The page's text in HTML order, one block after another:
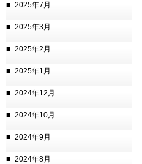
2025年7月
2025年3月
2025年2月
2025年1月
2024年12月
2024年10月
2024年9月
2024年8月